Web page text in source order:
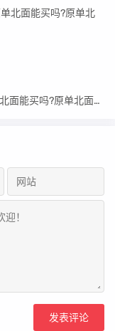
盘点原单北面能买吗?原单北面能买吗